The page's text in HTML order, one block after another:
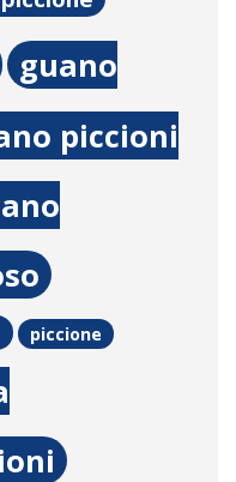
guano
piccioni
piccione